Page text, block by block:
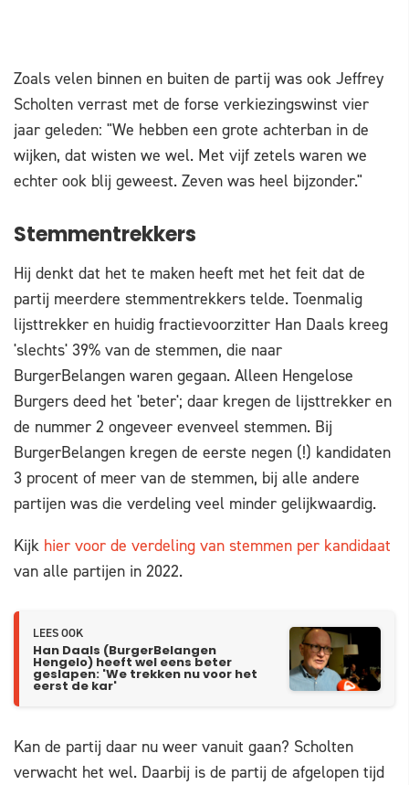
Zoals velen binnen en buiten de partij was ook Jeffrey
Scholten verrast met de forse verkiezingswinst vier
jaar geleden: "We hebben een grote achterban in de
wijken, dat wisten we wel. Met vijf zetels waren we
echter ook blij geweest. Zeven was heel bijzonder."
Stemmentrekkers
Hij denkt dat het te maken heeft met het feit dat de
partij meerdere stemmentrekkers telde. Toenmalig
lijsttrekker en huidig fractievoorzitter Han Daals kreeg
'slechts' 39% van de stemmen, die naar
BurgerBelangen waren gegaan. Alleen Hengelose
Burgers deed het 'beter'; daar kregen de lijsttrekker en
de nummer 2 ongeveer evenveel stemmen. Bij
BurgerBelangen kregen de eerste negen (!) kandidaten
3 procent of meer van de stemmen, bij alle andere
partijen was die verdeling veel minder gelijkwaardig.
Kijk hier voor de verdeling van stemmen per kandidaat
van alle partijen in 2022.
LEES OOK
Han Daals (BurgerBelangen
Hengelo) heeft wel eens beter
geslapen: 'We trekken nu voor het
eerst de kar'
Kan de partij daar nu weer vanuit gaan? Scholten
verwacht het wel. Daarbij is de partij de afgelopen tijd